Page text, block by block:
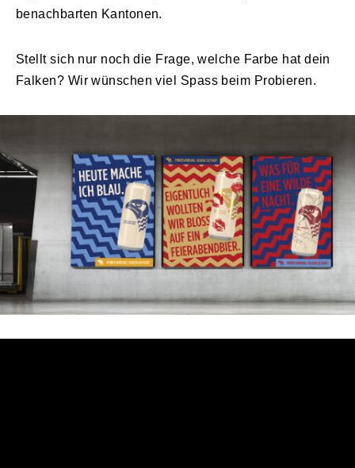
benachbarten Kantonen.
Stellt sich nur noch die Frage, welche Farbe hat dein
Falken? Wir wünschen viel Spass beim Probieren.